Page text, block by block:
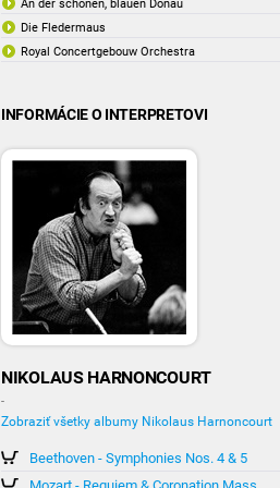
An der schönen, blauen Donau
Die Fledermaus
Royal Concertgebouw Orchestra
INFORMÁCIE O INTERPRETOVI
NIKOLAUS HARNONCOURT
-
Zobraziť všetky albumy Nikolaus Harnoncourt
Beethoven - Symphonies Nos. 4 & 5